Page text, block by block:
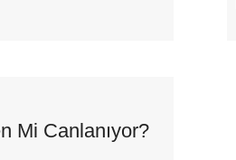
Mi Canlanıyor?